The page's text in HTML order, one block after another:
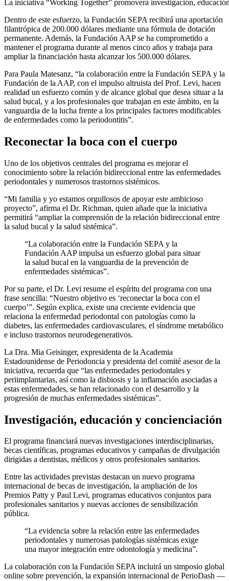
La iniciativa “Working Together” promoverá investigación,
Dentro de este esfuerzo, la Fundación SEPA recibirá una aportación
filantrópica de 200.000 dólares mediante una fórmula de dotación
permanente. Además, la Fundación AAP se ha comprometido a
mantener el programa durante al menos cinco años y trabaja para
ampliar la financiación hasta alcanzar los 500.000 dólares.
Para Paula Matesanz, “la colaboración entre la Fundación SEPA y la
Fundación de la AAP, con el impulso altruista del Prof. Levi, hacen
realidad un esfuerzo común y de alcance global que desea situar a la
salud bucal, y a los profesionales que trabajan en este ámbito, en la
vanguardia de la lucha frente a los principales factores modificables
de enfermedades como la periodontitis”.
Reconectar la boca con el cuerpo
Uno de los objetivos centrales del programa es mejorar el
conocimiento sobre la relación bidireccional entre las enfermedades
periodontales y numerosos trastornos sistémicos.
“Mi familia y yo estamos orgullosos de apoyar este ambicioso
proyecto”, afirma el Dr. Richman, quien añade que la iniciativa
permitirá “ampliar la comprensión de la relación bidireccional entre
la salud bucal y la salud sistémica”.
“La colaboración entre la Fundación SEPA y la
Fundación AAP impulsa un esfuerzo global para situar
la salud bucal en la vanguardia de la prevención de
enfermedades sistémicas”.
Por su parte, el Dr. Levi resume el espíritu del programa con una
frase sencilla: “Nuestro objetivo es ‘reconectar la boca con el
cuerpo’”. Según explica, existe una creciente evidencia que
relaciona la enfermedad periodontal con patologías como la
diabetes, las enfermedades cardiovasculares, el síndrome metabólico
e incluso trastornos neurodegenerativos.
La Dra. Mia Geisinger, expresidenta de la Academia
Estadounidense de Periodoncia y presidenta del comité asesor de la
iniciativa, recuerda que “las enfermedades periodontales y
periimplantarias, así como la disbiosis y la inflamación asociadas a
estas enfermedades, se han relacionado con el desarrollo y la
progresión de muchas enfermedades sistémicas”.
Investigación, educación y concienciación
El programa financiará nuevas investigaciones interdisciplinarias,
becas científicas, programas educativos y campañas de divulgación
dirigidas a dentistas, médicos y otros profesionales sanitarios.
Entre las actividades previstas destacan un nuevo programa
internacional de becas de investigación, la ampliación de los
Premios Patty y Paul Levi, programas educativos conjuntos para
profesionales sanitarios y nuevas acciones de sensibilización
pública.
“La evidencia sobre la relación entre las enfermedades
periodontales y numerosas patologías sistémicas exige
una mayor integración entre odontología y medicina”.
La colaboración con la Fundación SEPA incluirá un simposio global
online sobre prevención, la expansión internacional de PerioDash —